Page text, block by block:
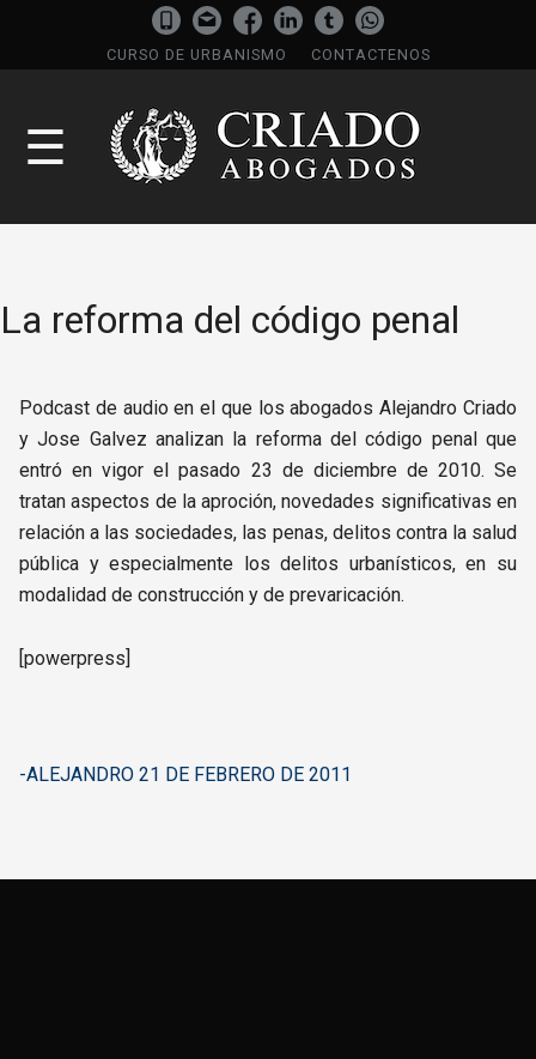
CURSO DE URBANISMO CONTACTENOS
☰
La reforma del código penal
Podcast de audio en el que los abogados Alejandro Criado
y Jose Galvez analizan la reforma del código penal que
entró en vigor el pasado 23 de diciembre de 2010. Se
tratan aspectos de la aproción, novedades significativas en
relación a las sociedades, las penas, delitos contra la salud
pública y especialmente los delitos urbanísticos, en su
modalidad de construcción y de prevaricación.
[powerpress]
-ALEJANDRO 21 DE FEBRERO DE 2011